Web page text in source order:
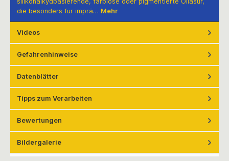
die besonders für imprä… Mehr
Videos
Gefahrenhinweise
Datenblätter
Tipps zum Verarbeiten
Bewertungen
Bildergalerie